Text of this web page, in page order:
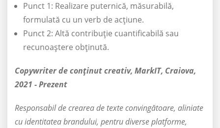
Punct 1: Realizare puternică, măsurabilă,
formulată cu un verb de acțiune.
Punct 2: Altă contribuție cuantificabilă sau
recunoaștere obținută.
Copywriter de conținut creativ, MarkIT, Craiova,
2021 - Prezent
Responsabil de crearea de texte convingătoare, aliniate
cu identitatea brandului, pentru diverse platforme,